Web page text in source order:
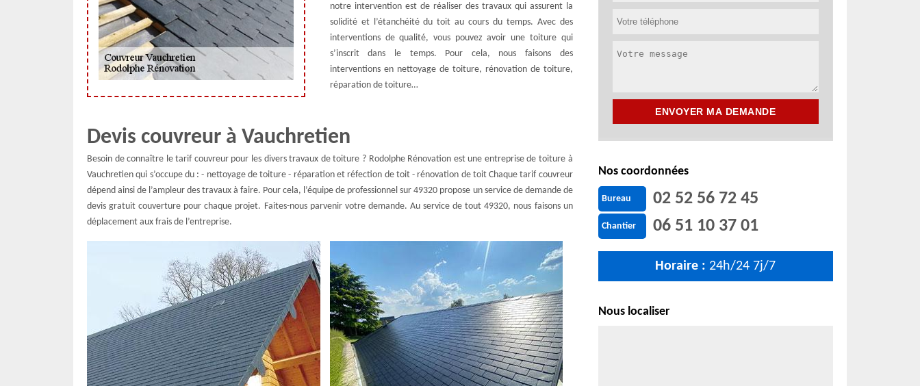
notre intervention est de réaliser des travaux qui assurent la
solidité et l’étanchéité du toit au cours du temps. Avec des
interventions de qualité, vous pouvez avoir une toiture qui
s’inscrit dans le temps. Pour cela, nous faisons des
interventions en nettoyage de toiture, rénovation de toiture,
réparation de toiture…
Devis couvreur à Vauchretien
Besoin de connaître le tarif couvreur pour les divers travaux de toiture ? Rodolphe Rénovation est une entreprise de toiture à
Vauchretien qui s’occupe du : - nettoyage de toiture - réparation et réfection de toit - rénovation de toit Chaque tarif couvreur
dépend ainsi de l’ampleur des travaux à faire. Pour cela, l’équipe de professionnel sur 49320 propose un service de demande de
devis gratuit couverture pour chaque projet. Faites-nous parvenir votre demande. Au service de tout 49320, nous faisons un
déplacement aux frais de l’entreprise.
Nos coordonnées
Bureau 02 52 56 72 45
Chantier 06 51 10 37 01
Horaire : 24h/24 7j/7
Nous localiser